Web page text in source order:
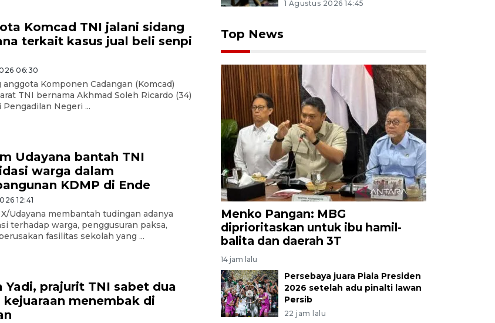
Komcad TNI jalani sidang
terkait kasus jual beli senpi
06:30
anggota Komponen Cadangan (Komcad)
TNI bernama Akhmad Soleh Ricardo (34)
Pengadilan Negeri ...
Udayana bantah TNI
warga dalam
KDMP di Ende
12:41
Udayana membantah tudingan adanya
terhadap warga, penggusuran paksa,
fasilitas sekolah yang ...
Yadi, prajurit TNI sabet dua
kejuaraan menembak di
1 Agustus 2026 14:45
Top News
Menko Pangan: MBG
diprioritaskan untuk ibu hamil-
balita dan daerah 3T
14 jam lalu
Persebaya juara Piala Presiden
2026 setelah adu pinalti lawan
Persib
22 jam lalu